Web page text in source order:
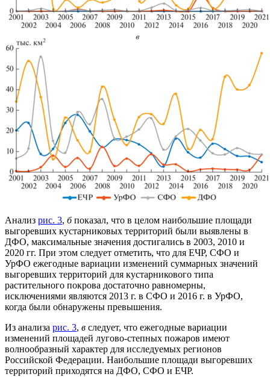
Анализ рис. 3, бпоказал, что в целом наибольшие площади
выгоревших кустарниковых территорий были выявлены в
ДФО, максимальные значения достигались в 2003, 2010 и
2020 гг. При этом следует отметить, что для ЕЧР, СФО и
УрФО ежегодные вариации изменений суммарных значений
выгоревших территорий для кустарникового типа
растительного покрова достаточно равномерны,
исключениями являются 2013 г. в СФО и 2016 г. в УрФО,
когда были обнаружены превышения.
Из анализа рис. 3, в следует, что ежегодные вариации
изменений площадей лугово-степных пожаров имеют
волнообразный характер для исследуемых регионов
Российской Федерации. Наибольшие площади выгоревших
территорий приходятся на ДФО, СФО и ЕЧР.